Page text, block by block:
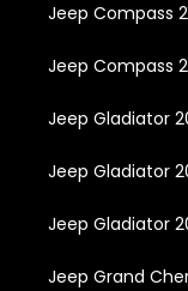
Jeep Compass
Jeep Compass
Jeep Gladiator
Jeep Gladiator
Jeep Gladiator
Jeep Grand